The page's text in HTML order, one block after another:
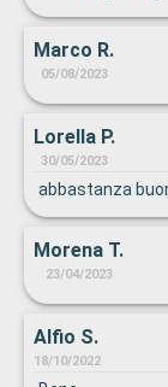
Marco R.
05/08/2023
Lorella P.
30/05/2023
abbastanza
Morena T.
23/04/2023
Alfio S.
18/10/2022